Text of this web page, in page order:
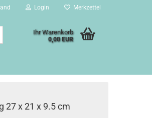
Login Merkzettel
Ihr Warenkorb
0,00 EUR
27 x 21 x 9.5 cm